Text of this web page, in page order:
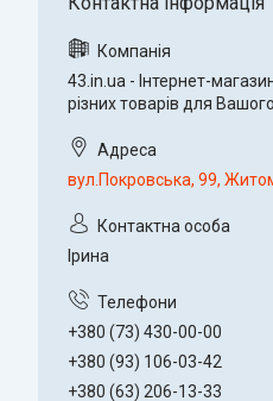
43.in.ua - Інтернет-
різних товарів для
вул.Покровська, 99,
Ірина
+380 (73) 430-00-00
+380 (93) 106-03-42
+380 (63) 206-13-33